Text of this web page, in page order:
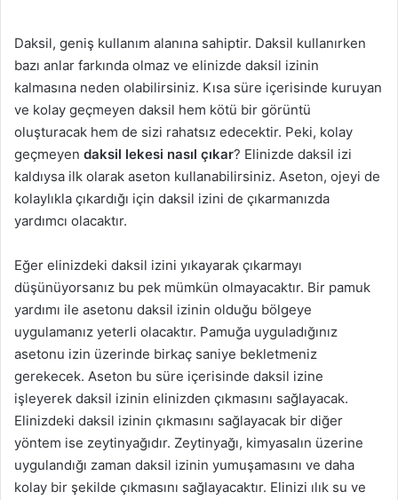
Daksil, geniş kullanım alanına sahiptir. Daksil kullanırken
bazı anlar farkında olmaz ve elinizde daksil izinin
kalmasına neden olabilirsiniz. Kısa süre içerisinde kuruyan
ve kolay geçmeyen daksil hem kötü bir görüntü
oluşturacak hem de sizi rahatsız edecektir. Peki, kolay
geçmeyen daksil lekesi nasıl çıkar? Elinizde daksil izi
kaldıysa ilk olarak aseton kullanabilirsiniz. Aseton, ojeyi de
kolaylıkla çıkardığı için daksil izini de çıkarmanızda
yardımcı olacaktır.
Eğer elinizdeki daksil izini yıkayarak çıkarmayı
düşünüyorsanız bu pek mümkün olmayacaktır. Bir pamuk
yardımı ile asetonu daksil izinin olduğu bölgeye
uygulamanız yeterli olacaktır. Pamuğa uyguladığınız
asetonu izin üzerinde birkaç saniye bekletmeniz
gerekecek. Aseton bu süre içerisinde daksil izine
işleyerek daksil izinin elinizden çıkmasını sağlayacak.
Elinizdeki daksil izinin çıkmasını sağlayacak bir diğer
yöntem ise zeytinyağıdır. Zeytinyağı, kimyasalın üzerine
uygulandığı zaman daksil izinin yumuşamasını ve daha
kolay bir şekilde çıkmasını sağlayacaktır. Elinizi ılık su ve